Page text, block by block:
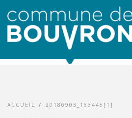
ACCUEIL / 20180903_163445[1]